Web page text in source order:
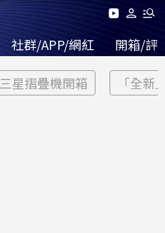
社群/APP/網紅 開箱/評
三星摺疊機開箱 「全新